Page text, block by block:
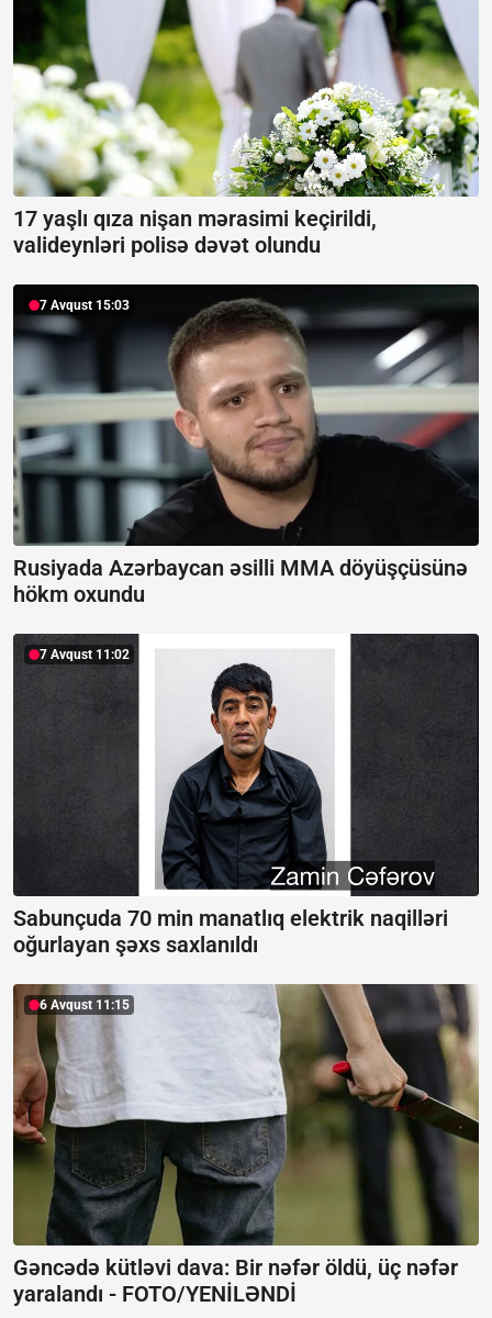
17 yaşlı qıza nişan mərasimi keçirildi,
valideynləri polisə dəvət olundu
7 Avqust 15:03
Rusiyada Azərbaycan əsilli MMA döyüşçüsünə
hökm oxundu
7 Avqust 11:02
Sabunçuda 70 min manatlıq elektrik naqilləri
oğurlayan şəxs saxlanıldı
6 Avqust 11:15
Gəncədə kütləvi dava: Bir nəfər öldü, üç nəfər
yaralandı - FOTO/YENİLƏNDİ